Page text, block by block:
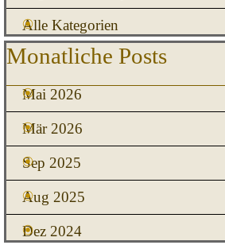
Alle Kategorien
Block überspringen Monatliche Posts
Monatliche Posts
Mai 2026
Mär 2026
Sep 2025
Aug 2025
Dez 2024